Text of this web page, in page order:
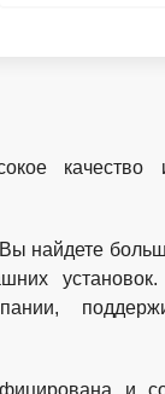
качество
найдете
и